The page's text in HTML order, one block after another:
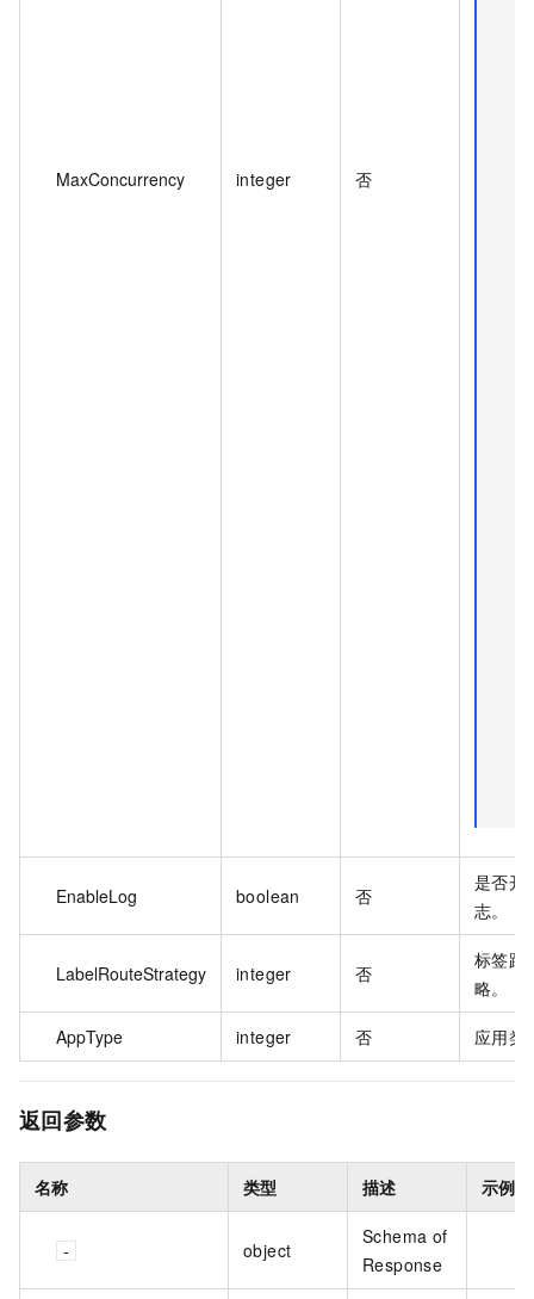
MaxConcurrency integer 否
EnableLog boolean 否
是否开
志。
LabelRouteStrategy integer 否
标签路
略。
AppType integer 否 应用类
返回参数
名称 类型 描述 示例值
object
Schema of
Response